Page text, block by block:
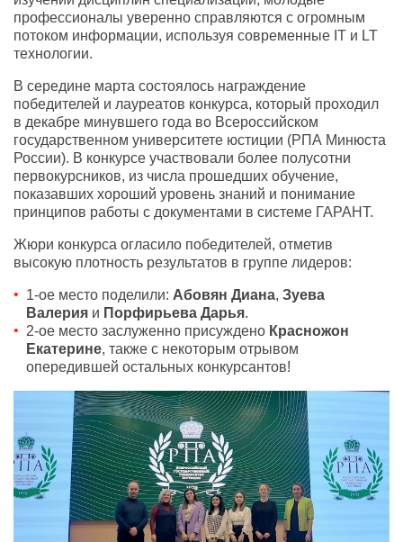
профессионалы уверенно справляются с огромным
потоком информации, используя современные IT и LT
технологии.
В середине марта состоялось награждение
победителей и лауреатов конкурса, который проходил
в декабре минувшего года во Всероссийском
государственном университете юстиции (РПА Минюста
России). В конкурсе участвовали более полусотни
первокурсников, из числа прошедших обучение,
показавших хороший уровень знаний и понимание
принципов работы с документами в системе ГАРАНТ.
Жюри конкурса огласило победителей, отметив
высокую плотность результатов в группе лидеров:
1-ое место поделили: Абовян Диана, Зуева
Валерия и Порфирьева Дарья.
2-ое место заслуженно присуждено Красножон
Екатерине, также с некоторым отрывом
опередившей остальных конкурсантов!